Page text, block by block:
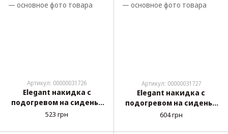
Артикул: 00000031726
Elegant накидка с
подогревом на сиденье
117x50 см черная (100 571)
523 грн
Артикул: 00000031727
Elegant накидка с
подогревом на сиденье
117x50 см черная (100 572)
604 грн